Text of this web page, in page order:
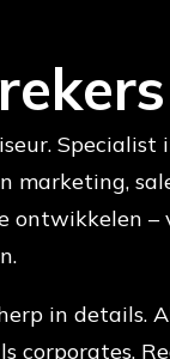
marketing,
ontwikkelen
in details.
corporates.